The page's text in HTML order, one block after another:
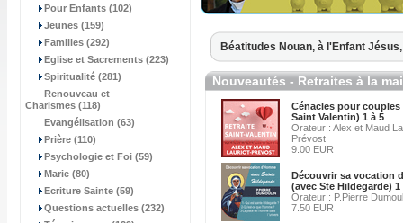
Pour Enfants (102)
Jeunes (159)
Familles (292)
Eglise et Sacrements (223)
Spiritualité (281)
Renouveau et
Charismes (118)
Evangélisation (63)
Prière (110)
Psychologie et Foi (59)
Marie (80)
Ecriture Sainte (59)
Questions actuelles (232)
Béatitudes Nouan, à l'Enfant
Nouveautés - Retraites à la
Cénacles pour couples
Saint Valentin) 1 à 5
Orateur : Alex et Maud
Prévost
9.00 EUR
Découvrir sa vocation
(avec Ste Hildegarde) 1
Orateur : P.Pierre
7.50 EUR